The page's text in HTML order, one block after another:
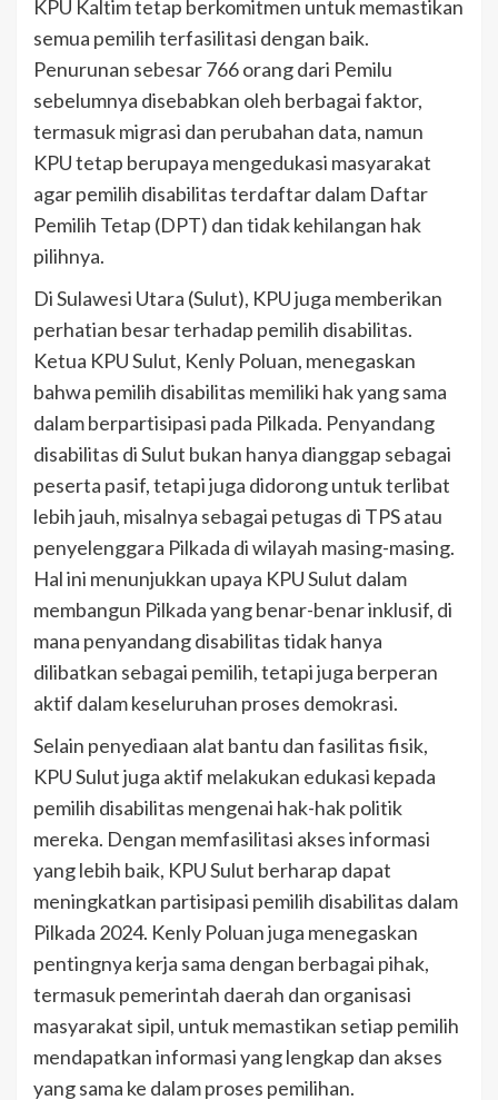
KPU Kaltim tetap berkomitmen untuk memastikan
semua pemilih terfasilitasi dengan baik.
Penurunan sebesar 766 orang dari Pemilu
sebelumnya disebabkan oleh berbagai faktor,
termasuk migrasi dan perubahan data, namun
KPU tetap berupaya mengedukasi masyarakat
agar pemilih disabilitas terdaftar dalam Daftar
Pemilih Tetap (DPT) dan tidak kehilangan hak
pilihnya.
Di Sulawesi Utara (Sulut), KPU juga memberikan
perhatian besar terhadap pemilih disabilitas.
Ketua KPU Sulut, Kenly Poluan, menegaskan
bahwa pemilih disabilitas memiliki hak yang sama
dalam berpartisipasi pada Pilkada. Penyandang
disabilitas di Sulut bukan hanya dianggap sebagai
peserta pasif, tetapi juga didorong untuk terlibat
lebih jauh, misalnya sebagai petugas di TPS atau
penyelenggara Pilkada di wilayah masing-masing.
Hal ini menunjukkan upaya KPU Sulut dalam
membangun Pilkada yang benar-benar inklusif, di
mana penyandang disabilitas tidak hanya
dilibatkan sebagai pemilih, tetapi juga berperan
aktif dalam keseluruhan proses demokrasi.
Selain penyediaan alat bantu dan fasilitas fisik,
KPU Sulut juga aktif melakukan edukasi kepada
pemilih disabilitas mengenai hak-hak politik
mereka. Dengan memfasilitasi akses informasi
yang lebih baik, KPU Sulut berharap dapat
meningkatkan partisipasi pemilih disabilitas dalam
Pilkada 2024. Kenly Poluan juga menegaskan
pentingnya kerja sama dengan berbagai pihak,
termasuk pemerintah daerah dan organisasi
masyarakat sipil, untuk memastikan setiap pemilih
mendapatkan informasi yang lengkap dan akses
yang sama ke dalam proses pemilihan.